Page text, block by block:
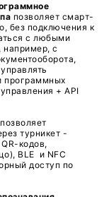
позволяет смарт-
без подключения к
с любыми
с
программных
+ API
позволяет
турникет -
кодов,
BLE и NFC
доступ по